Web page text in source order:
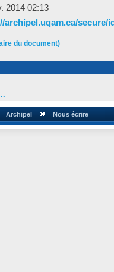
2014 02:13
archipel.uqam.ca/secure/
du document)
Archipel Nous écrire